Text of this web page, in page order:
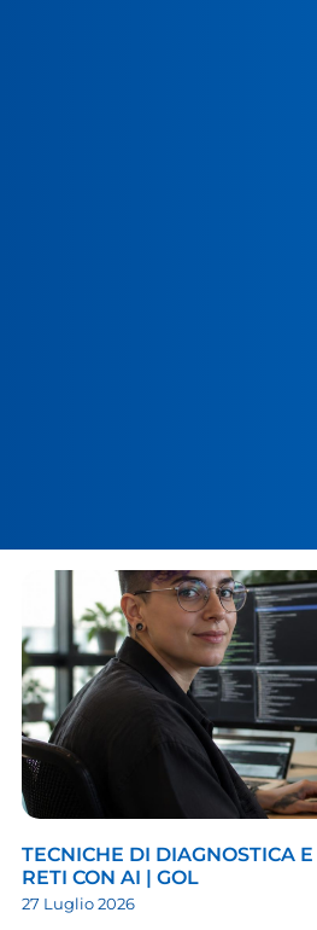
TECNICHE DI DIAGNOSTICA
RETI CON AI | GOL
27 Luglio 2026